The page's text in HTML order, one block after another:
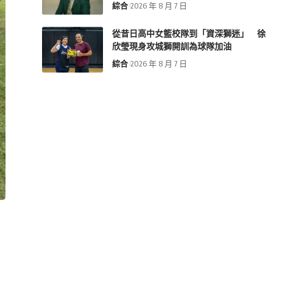
綜合 2026 年 8 月 7 日
從昔日高中女籃校隊到「資深獅迷」 徐
欣瑩現身攻城獅開訓為球隊加油
綜合 2026 年 8 月 7 日